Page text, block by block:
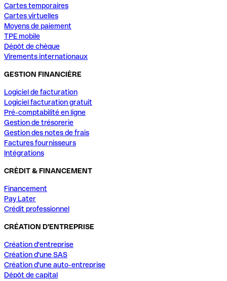
Cartes temporaires
Cartes virtuelles
Moyens de paiement
TPE mobile
Dépôt de chèque
Virements internationaux
GESTION FINANCIÈRE
Logiciel de facturation
Logiciel facturation gratuit
Pré-comptabilité en ligne
Gestion de trésorerie
Gestion des notes de frais
Factures fournisseurs
Intégrations
CRÈDIT & FINANCEMENT
Financement
Pay Later
Crédit professionnel
CRÉATION D'ENTREPRISE
Création d'entreprise
Création d'une SAS
Création d'une auto-entreprise
Dépôt de capital